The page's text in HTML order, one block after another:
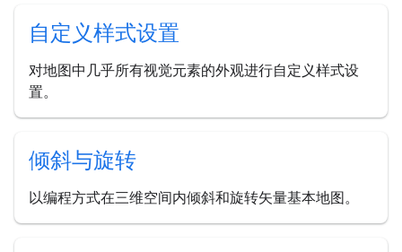
自定义样式设置
对地图中几乎所有视觉元素的外观进行自定义样式设
置。
倾斜与旋转
以编程方式在三维空间内倾斜和旋转矢量基本地图。